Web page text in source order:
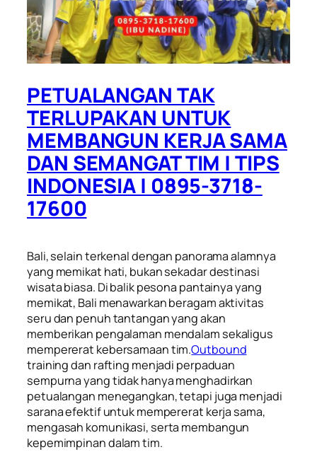
PETUALANGAN TAK
TERLUPAKAN UNTUK
MEMBANGUN KERJA SAMA
DAN SEMANGAT TIM | TIPS
INDONESIA | 0895-3718-
17600
Bali, selain terkenal dengan panorama alamnya
yang memikat hati, bukan sekadar destinasi
wisata biasa. Di balik pesona pantainya yang
memikat, Bali menawarkan beragam aktivitas
seru dan penuh tantangan yang akan
memberikan pengalaman mendalam sekaligus
mempererat kebersamaan tim.Outbound
training dan rafting menjadi perpaduan
sempurna yang tidak hanya menghadirkan
petualangan menegangkan, tetapi juga menjadi
sarana efektif untuk mempererat kerja sama,
mengasah komunikasi, serta membangun
kepemimpinan dalam tim.